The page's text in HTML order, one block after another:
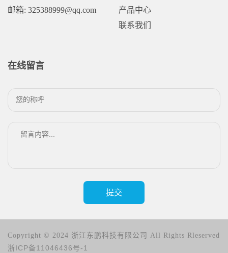
邮箱: 325388999@qq.com
产品中心
联系我们
在线留言
提交
Copyright © 2024 浙江东鹏科技有限公司 All Rights Rleserved
浙ICP备11046436号-1